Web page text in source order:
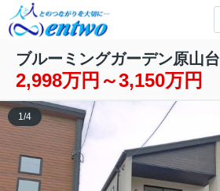
ブルーミングガーデン原山台
2,998万円～3,150万円
1/4